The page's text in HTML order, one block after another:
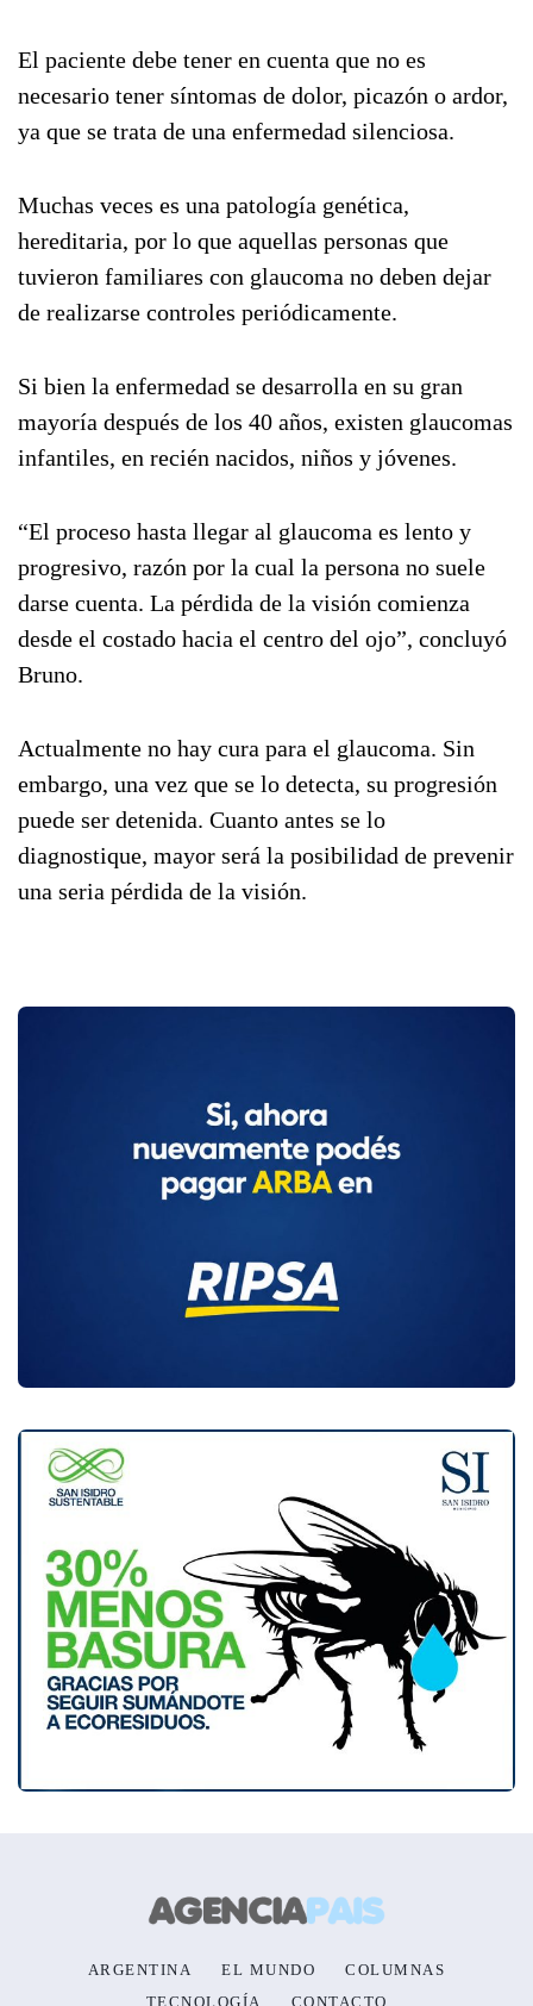
El paciente debe tener en cuenta que no es
necesario tener síntomas de dolor, picazón o ardor,
ya que se trata de una enfermedad silenciosa.
Muchas veces es una patología genética,
hereditaria, por lo que aquellas personas que
tuvieron familiares con glaucoma no deben dejar
de realizarse controles periódicamente.
Si bien la enfermedad se desarrolla en su gran
mayoría después de los 40 años, existen glaucomas
infantiles, en recién nacidos, niños y jóvenes.
“El proceso hasta llegar al glaucoma es lento y
progresivo, razón por la cual la persona no suele
darse cuenta. La pérdida de la visión comienza
desde el costado hacia el centro del ojo”, concluyó
Bruno.
Actualmente no hay cura para el glaucoma. Sin
embargo, una vez que se lo detecta, su progresión
puede ser detenida. Cuanto antes se lo
diagnostique, mayor será la posibilidad de prevenir
una seria pérdida de la visión.
ARGENTINA EL MUNDO
COLUMNAS
TECNOLOGÍA
CONTACTO